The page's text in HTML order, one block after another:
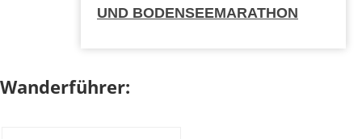
UND BODENSEEMARATHON
Wanderführer: